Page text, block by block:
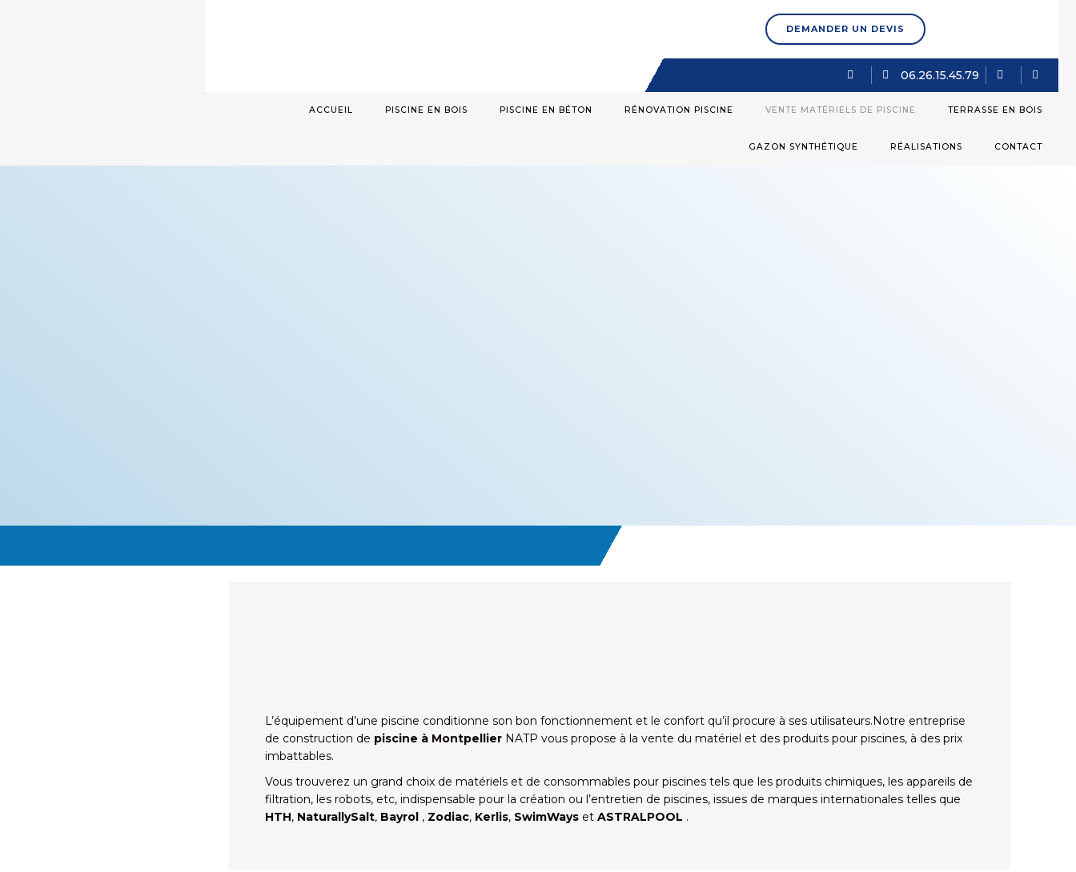
DEMANDER UN DEVIS
06.26.15.45.79
ACCUEIL PISCINE EN BOIS PISCINE EN BÉTON RÉNOVATION PISCINE VENTE MATÉRIELS DE PISCINE TERRASSE EN BOIS
GAZON SYNTHÉTIQUE RÉALISATIONS CONTACT
L’équipement d’une piscine conditionne son bon fonctionnement et le confort qu’il procure à ses utilisateurs.Notre entreprise
de construction de piscine à Montpellier NATP vous propose à la vente du matériel et des produits pour piscines, à des prix
imbattables.
Vous trouverez un grand choix de matériels et de consommables pour piscines tels que les produits chimiques, les appareils de
filtration, les robots, etc, indispensable pour la création ou l’entretien de piscines, issues de marques internationales telles que
HTH, NaturallySalt, Bayrol , Zodiac, Kerlis, SwimWays et ASTRALPOOL .